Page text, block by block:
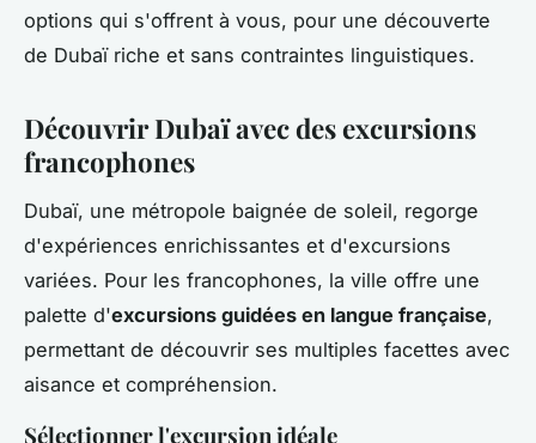
options qui s'offrent à vous, pour une découverte
de Dubaï riche et sans contraintes linguistiques.
Découvrir Dubaï avec des excursions
francophones
Dubaï, une métropole baignée de soleil, regorge
d'expériences enrichissantes et d'excursions
variées. Pour les francophones, la ville offre une
palette d'excursions guidées en langue française,
permettant de découvrir ses multiples facettes avec
aisance et compréhension.
Sélectionner l'excursion idéale